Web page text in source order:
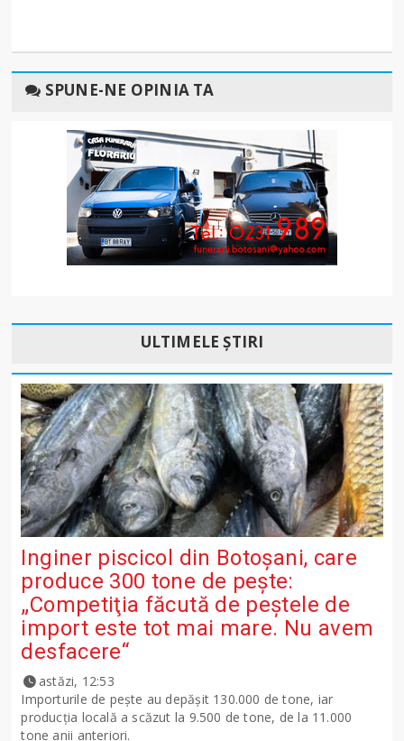
SPUNE-NE OPINIA TA
ULTIMELE ȘTIRI
Inginer piscicol din Botoşani, care
produce 300 tone de peşte:
„Competiţia făcută de peştele de
import este tot mai mare. Nu avem
desfacere“
astăzi, 12:53
Importurile de peşte au depăşit 130.000 de tone, iar
producţia locală a scăzut la 9.500 de tone, de la 11.000
tone anii anteriori.